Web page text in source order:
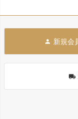
新規会